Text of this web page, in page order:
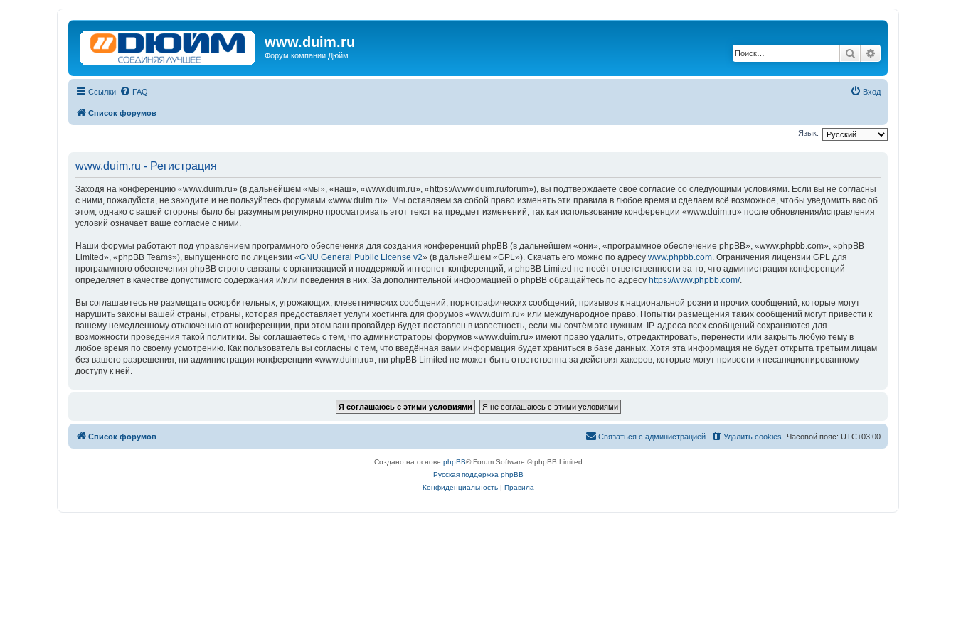
www.duim.ru
Форум компании Дюйм Поиск
Ссылки FAQ Вход
Список форумов
Язык:
www.duim.ru - Регистрация
Заходя на конференцию «www.duim.ru» (в дальнейшем «мы», «наш», «www.duim.ru», «https://www.duim.ru/forum»), вы подтверждаете своё согласие со следующими условиями. Если вы не согласны
с ними, пожалуйста, не заходите и не пользуйтесь форумами «www.duim.ru». Мы оставляем за собой право изменять эти правила в любое время и сделаем всё возможное, чтобы уведомить вас об
этом, однако с вашей стороны было бы разумным регулярно просматривать этот текст на предмет изменений, так как использование конференции «www.duim.ru» после обновления/исправления
условий означает ваше согласие с ними.
Наши форумы работают под управлением программного обеспечения для создания конференций phpBB (в дальнейшем «они», «программное обеспечение phpBB», «www.phpbb.com», «phpBB
Limited», «phpBB Teams»), выпущенного по лицензии «GNU General Public License v2» (в дальнейшем «GPL»). Скачать его можно по адресу www.phpbb.com. Ограничения лицензии GPL для
программного обеспечения phpBB строго связаны с организацией и поддержкой интернет-конференций, и phpBB Limited не несёт ответственности за то, что администрация конференций
определяет в качестве допустимого содержания и/или поведения в них. За дополнительной информацией о phpBB обращайтесь по адресу https://www.phpbb.com/.
Вы соглашаетесь не размещать оскорбительных, угрожающих, клеветнических сообщений, порнографических сообщений, призывов к национальной розни и прочих сообщений, которые могут
нарушить законы вашей страны, страны, которая предоставляет услуги хостинга для форумов «www.duim.ru» или международное право. Попытки размещения таких сообщений могут привести к
вашему немедленному отключению от конференции, при этом ваш провайдер будет поставлен в известность, если мы сочтём это нужным. IP-адреса всех сообщений сохраняются для
возможности проведения такой политики. Вы соглашаетесь с тем, что администраторы форумов «www.duim.ru» имеют право удалить, отредактировать, перенести или закрыть любую тему в
любое время по своему усмотрению. Как пользователь вы согласны с тем, что введённая вами информация будет храниться в базе данных. Хотя эта информация не будет открыта третьим лицам
без вашего разрешения, ни администрация конференции «www.duim.ru», ни phpBB Limited не может быть ответственна за действия хакеров, которые могут привести к несанкционированному
доступу к ней.
Список форумов Часовой пояс: UTC+03:00
Удалить cookies
Связаться с администрацией
Создано на основе phpBB® Forum Software © phpBB Limited
Русская поддержка phpBB
Конфиденциальность| Правила